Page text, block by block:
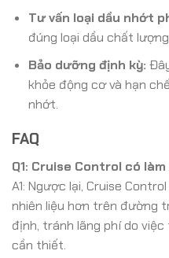
Tư vấn loại dầu nhớt
đúng loại dầu chất
Bảo dưỡng định kỳ:
khỏe động cơ và hạn
nhớt.
FAQ
Q1: Cruise Control có
A1: Ngược lại, Cruise
nhiên liệu hơn trên đường
định, tránh lãng phí do
cần thiết.